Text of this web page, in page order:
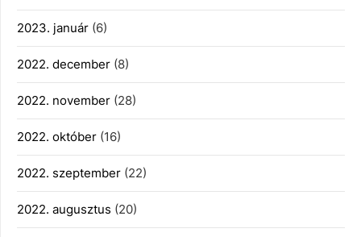
2023. január (6)
2022. december (8)
2022. november (28)
2022. október (16)
2022. szeptember (22)
2022. augusztus (20)